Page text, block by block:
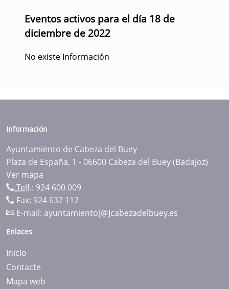
Eventos activos para el día 18 de
diciembre de 2022
No existe Información
Información
Ayuntamiento de Cabeza del Buey
Plaza de España, 1 - 06600 Cabeza del Buey (Badajoz)
Ver mapa
Telf.: 924 600 009
Fax: 924 632 112
E-mail: ayuntamiento[@]cabezadelbuey.es
Enlaces
Inicio
Contacte
Mapa web